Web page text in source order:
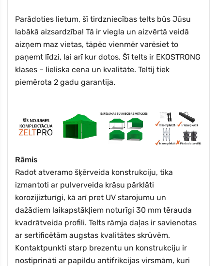
Parādoties lietum, šī tirdzniecības telts būs Jūsu
labākā aizsardzība! Tā ir viegla un aizvērtā veidā
aizņem maz vietas, tāpēc vienmēr varēsiet to
paņemt līdzi, lai arī kur dotos. Šī telts ir EKOSTRONG
klases – lieliska cena un kvalitāte. Teltij tiek
piemērota 2 gadu garantija.
Rāmis
Radot atveramo šķērveida konstrukciju, tika
izmantoti ar pulverveida krāsu pārklāti
korozijizturīgi, kā arī pret UV starojumu un
dažādiem laikapstākļiem noturīgi 30 mm tērauda
kvadrātveida profili. Telts rāmja daļas ir savienotas
ar sertificētām augstas kvalitātes skrūvēm.
Kontaktpunkti starp brezentu un konstrukciju ir
nostiprināti ar papildu antifrikcijas virsmām, kuri